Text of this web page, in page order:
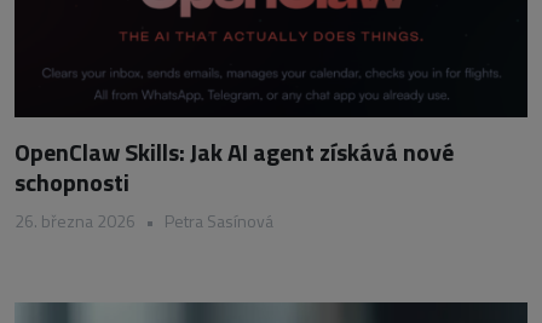
OpenClaw Skills: Jak AI agent získává nové
schopnosti
26. března 2026 • Petra Sasínová